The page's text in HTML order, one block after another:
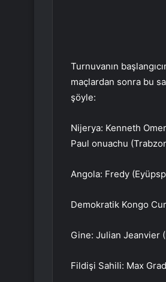
Turnuvanın
maçlardan sonra bu
şöyle:
Nijerya: Kenneth
Paul onuachu
Angola: Fredy
Demokratik Kongo
Gine: Julian Jeanvier
Fildişi Sahili: Max